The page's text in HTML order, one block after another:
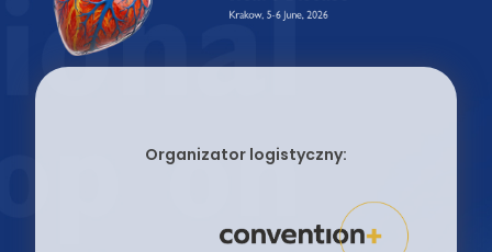
Organizator logistyczny: